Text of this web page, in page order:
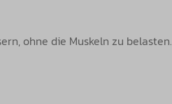
ohne die Muskeln zu belasten.